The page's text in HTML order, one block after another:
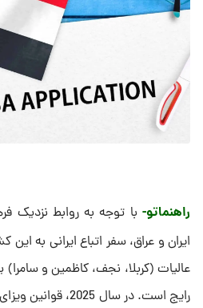
راهنماتو- با توجه به روابط نزدیک
ایران و عراق، سفر اتباع ایرانی به این
عالیات (کربلا، نجف، کاظمین و سامرا)
رایج است. در سال